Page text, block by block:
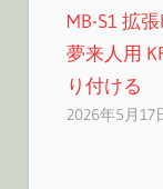
MB-S1 拡
夢来人用
り付ける
2026年5月17